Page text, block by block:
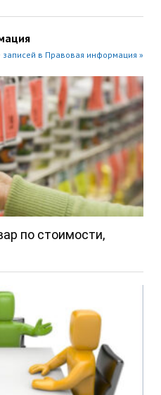
записей в Правовая информация »
по стоимости,